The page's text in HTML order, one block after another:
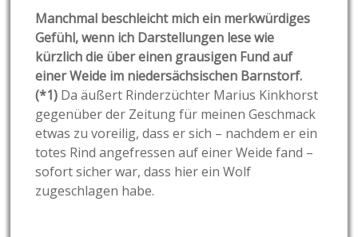
Manchmal beschleicht mich ein merkwürdiges
Gefühl, wenn ich Darstellungen lese wie
kürzlich die über einen grausigen Fund auf
einer Weide im niedersächsischen Barnstorf.
(*1) Da äußert Rinderzüchter Marius Kinkhorst
gegenüber der Zeitung für meinen Geschmack
etwas zu voreilig, dass er sich – nachdem er ein
totes Rind angefressen auf einer Weide fand –
sofort sicher war, dass hier ein Wolf
zugeschlagen habe.